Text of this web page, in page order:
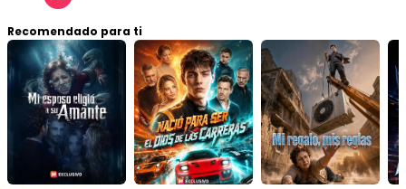
Recomendado para ti